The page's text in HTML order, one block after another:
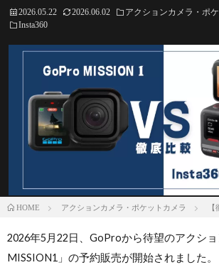
2026.05.22 2026.06.02 アクションカメラ・ポ
Insta360
HOME アクションカメラ・ポケットカメラ
2026年5月22日、GoProから待望のアクシ
MISSION1」の予約販売が開始されました。